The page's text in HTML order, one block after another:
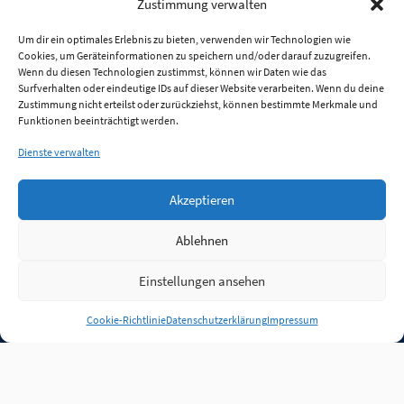
Zustimmung verwalten
Um dir ein optimales Erlebnis zu bieten, verwenden wir Technologien wie
Cookies, um Geräteinformationen zu speichern und/oder darauf zuzugreifen.
Wenn du diesen Technologien zustimmst, können wir Daten wie das
Surfverhalten oder eindeutige IDs auf dieser Website verarbeiten. Wenn du deine
Zustimmung nicht erteilst oder zurückziehst, können bestimmte Merkmale und
Funktionen beeinträchtigt werden.
Dienste verwalten
Akzeptieren
Ablehnen
Einstellungen ansehen
Cookie-RichtlinieDatenschutzerklärungImpressum
Anmelden
Jobs Partner FAQ Quellen